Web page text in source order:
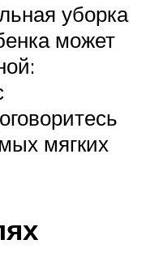
уборка
может
мягких